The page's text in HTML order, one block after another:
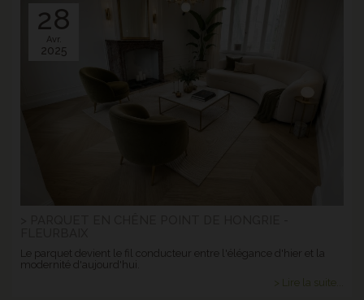
28
Avr.
2025
Le parquet devient le fil conducteur entre l'élégance d'hier et la
modernité d'aujourd'hui.
> Lire la suite...